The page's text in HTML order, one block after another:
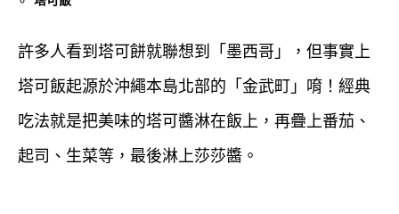
許多人看到塔可餅就聯想到「墨西哥」，但事實上
塔可飯起源於沖繩本島北部的「金武町」唷！經典
吃法就是把美味的塔可醬淋在飯上，再疊上番茄、
起司、生菜等，最後淋上莎莎醬。